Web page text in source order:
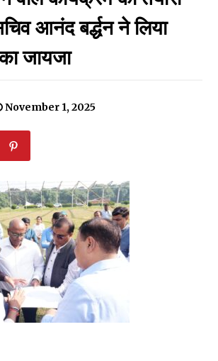
Of The Day 6 September
September 6, 2023
Of The Day 17 May
May 17, 2022
Of The Day 16 May
May 16, 2022
Of The Day 14 May
May 14, 2022
आनंद बर्द्धन ने लिया
जायजा
November 1, 2025